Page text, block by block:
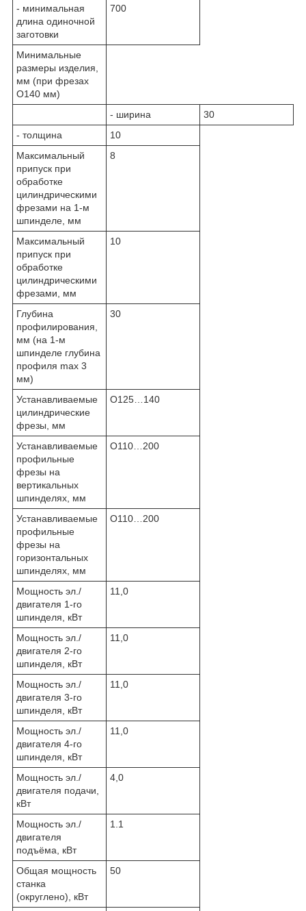
- минимальная
длина одиночной
заготовки
700
Минимальные
размеры изделия,
мм (при фрезах
O140 мм)
- ширина
30
- толщина
10
Максимальный
припуск при
обработке
цилиндрическими
фрезами на 1-м
шпинделе, мм
8
Максимальный
припуск при
обработке
цилиндрическими
фрезами, мм
10
Глубина
профилирования,
мм (на 1-м
шпинделе глубина
профиля max 3
мм)
30
Устанавливаемые
цилиндрические
фрезы, мм
O125…140
Устанавливаемые
профильные
фрезы на
вертикальных
шпинделях, мм
O110…200
Устанавливаемые
профильные
фрезы на
горизонтальных
шпинделях, мм
O110…200
Мощность эл./
двигателя 1-го
шпинделя, кВт
11,0
Мощность эл./
двигателя 2-го
шпинделя, кВт
11,0
Мощность эл./
двигателя 3-го
шпинделя, кВт
11,0
Мощность эл./
двигателя 4-го
шпинделя, кВт
11,0
Мощность эл./
двигателя подачи,
кВт
4,0
Мощность эл./
двигателя
подъёма, кВт
1.1
Общая мощность
станка
(округлено), кВт
50